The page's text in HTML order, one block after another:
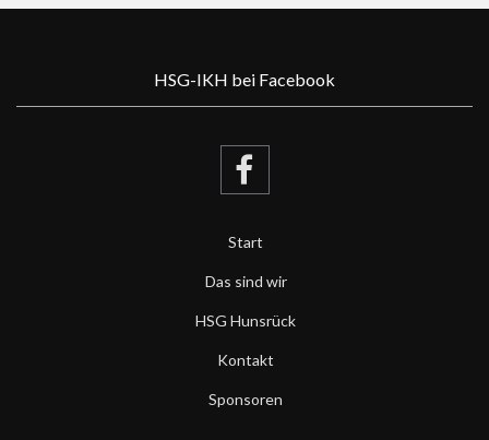
HSG-IKH bei Facebook
Start
Das sind wir
HSG Hunsrück
Kontakt
Sponsoren